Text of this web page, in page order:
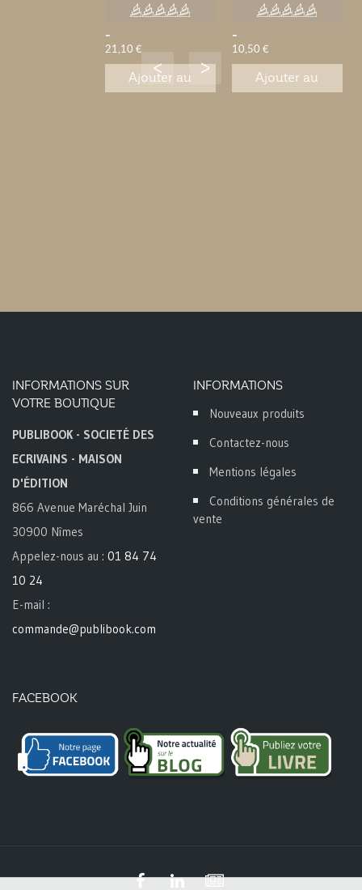
-
21,10 €
Ajouter au
-
10,50 €
Ajouter au
INFORMATIONS SUR
VOTRE BOUTIQUE
PUBLIBOOK - SOCIETÉ DES
ECRIVAINS - MAISON
D'ÉDITION
866 Avenue Maréchal Juin
30900 Nîmes
Appelez-nous au : 01 84 74
10 24
E-mail :
commande@publibook.com
INFORMATIONS
Nouveaux produits
Contactez-nous
Mentions légales
Conditions générales de
vente
FACEBOOK